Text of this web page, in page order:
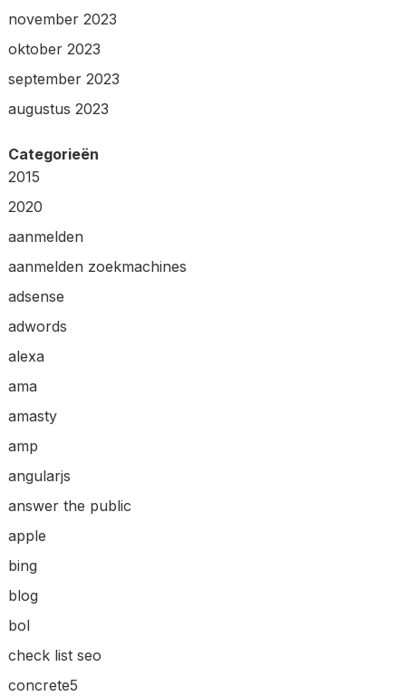
november 2023
oktober 2023
september 2023
augustus 2023
Categorieën
2015
2020
aanmelden
aanmelden zoekmachines
adsense
adwords
alexa
ama
amasty
amp
angularjs
answer the public
apple
bing
blog
bol
check list seo
concrete5